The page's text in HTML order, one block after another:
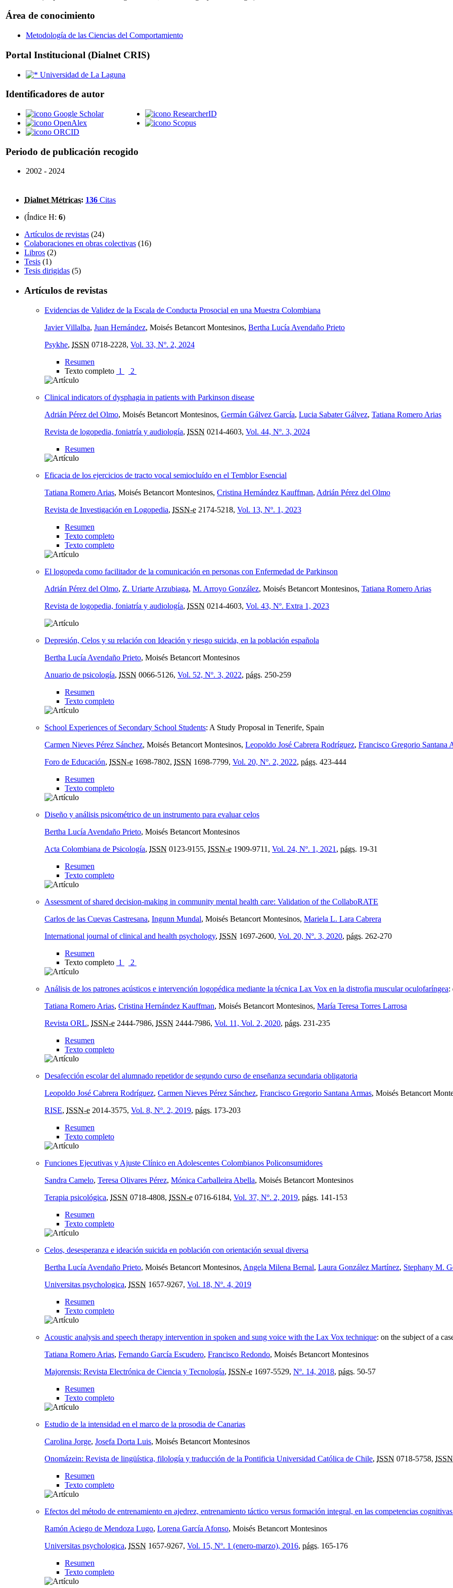
Área de conocimiento
Metodología de las Ciencias del Comportamiento
Portal Institucional (Dialnet CRIS)
Universidad de La Laguna
Identificadores de autor
Google Scholar
OpenAlex
ORCID
ResearcherID
Scopus
Periodo de publicación recogido
2002 - 2024
Dialnet Métricas: 136 Citas
(Índice H: 6)
Artículos de revistas (24)
Colaboraciones en obras colectivas (16)
Libros (2)
Tesis (1)
Tesis dirigidas (5)
Artículos de revistas
Evidencias de Validez de la Escala de Conducta Prosocial en una Muestra Colombiana
Javier Villalba, Juan Hernández, Moisés Betancort Montesinos, Bertha Lucía Avendaño Prieto
Psykhe, ISSN 0718-2228, Vol. 33, Nº. 2, 2024
Resumen
Texto completo 1 2
Clinical indicators of dysphagia in patients with Parkinson disease
Adrián Pérez del Olmo, Moisés Betancort Montesinos, Germán Gálvez García, Lucia Sabater Gálvez, Tatiana Romero Arias
Revista de logopedia, foniatría y audiología, ISSN 0214-4603, Vol. 44, Nº. 3, 2024
Resumen
Eficacia de los ejercicios de tracto vocal semiocluído en el Temblor Esencial
Tatiana Romero Arias, Moisés Betancort Montesinos, Cristina Hernández Kauffman, Adrián Pérez del Olmo
Revista de Investigación en Logopedia, ISSN-e 2174-5218, Vol. 13, Nº. 1, 2023
Resumen
Texto completo
Texto completo
El logopeda como facilitador de la comunicación en personas con Enfermedad de Parkinson
Adrián Pérez del Olmo, Z. Uriarte Arzubiaga, M. Arroyo González, Moisés Betancort Montesinos, Tatiana Romero Arias
Revista de logopedia, foniatría y audiología, ISSN 0214-4603, Vol. 43, Nº. Extra 1, 2023
Depresión, Celos y su relación con Ideación y riesgo suicida, en la población española
Bertha Lucía Avendaño Prieto, Moisés Betancort Montesinos
Anuario de psicología, ISSN 0066-5126, Vol. 52, Nº. 3, 2022, págs. 250-259
Resumen
Texto completo
School Experiences of Secondary School Students: A Study Proposal in Tenerife, Spain
Carmen Nieves Pérez Sánchez, Moisés Betancort Montesinos, Leopoldo José Cabrera Rodríguez, Francisco Gregorio Santana
Foro de Educación, ISSN-e 1698-7802, ISSN 1698-7799, Vol. 20, Nº. 2, 2022, págs. 423-444
Resumen
Texto completo
Diseño y análisis psicométrico de un instrumento para evaluar celos
Bertha Lucía Avendaño Prieto, Moisés Betancort Montesinos
Acta Colombiana de Psicología, ISSN 0123-9155, ISSN-e 1909-9711, Vol. 24, Nº. 1, 2021 , págs. 19-31
Resumen
Texto completo
Assessment of shared decision-making in community mental health care: Validation of the CollaboRATE
Carlos de las Cuevas Castresana, Ingunn Mundal, Moisés Betancort Montesinos, Mariela L. Lara Cabrera
International journal of clinical and health psychology, ISSN 1697-2600, Vol. 20, Nº. 3, 2020, págs. 262-270
Resumen
Texto completo 1 2
Análisis de los patrones acústicos e intervención logopédica mediante la técnica Lax Vox en la distrofia muscular oculofaríngea:
Tatiana Romero Arias, Cristina Hernández Kauffman, Moisés Betancort Montesinos, María Teresa Torres Larrosa
Revista ORL, ISSN-e 2444-7986, ISSN 2444-7986, Vol. 11, Vol. 2, 2020, págs. 231-235
Resumen
Texto completo
Desafección escolar del alumnado repetidor de segundo curso de enseñanza secundaria obligatoria
Leopoldo José Cabrera Rodríguez, Carmen Nieves Pérez Sánchez, Francisco Gregorio Santana Armas, Moisés Betancort
RISE, ISSN-e 2014-3575, Vol. 8, Nº. 2, 2019, págs. 173-203
Resumen
Texto completo
Funciones Ejecutivas y Ajuste Clínico en Adolescentes Colombianos Policonsumidores
Sandra Camelo, Teresa Olivares Pérez, Mónica Carballeira Abella, Moisés Betancort Montesinos
Terapia psicológica, ISSN 0718-4808, ISSN-e 0716-6184, Vol. 37, Nº. 2, 2019, págs. 141-153
Resumen
Texto completo
Celos, desesperanza e ideación suicida en población con orientación sexual diversa
Bertha Lucía Avendaño Prieto, Moisés Betancort Montesinos, Angela Milena Bernal, Laura González Martínez, Stephany M.
Universitas psychologica, ISSN 1657-9267, Vol. 18, Nº. 4, 2019
Resumen
Texto completo
Acoustic analysis and speech therapy intervention in spoken and sung voice with the Lax Vox technique: on the subject of a
Tatiana Romero Arias, Fernando García Escudero, Francisco Redondo, Moisés Betancort Montesinos
Majorensis: Revista Electrónica de Ciencia y Tecnología, ISSN-e 1697-5529, Nº. 14, 2018, págs. 50-57
Resumen
Texto completo
Estudio de la intensidad en el marco de la prosodia de Canarias
Carolina Jorge, Josefa Dorta Luis, Moisés Betancort Montesinos
Onomázein: Revista de lingüística, filología y traducción de la Pontificia Universidad Católica de Chile, ISSN 0718-5758,
Resumen
Texto completo
Efectos del método de entrenamiento en ajedrez, entrenamiento táctico versus formación integral, en las competencias
Ramón Aciego de Mendoza Lugo, Lorena García Afonso, Moisés Betancort Montesinos
Universitas psychologica, ISSN 1657-9267, Vol. 15, Nº. 1 (enero-marzo), 2016, págs. 165-176
Resumen
Texto completo